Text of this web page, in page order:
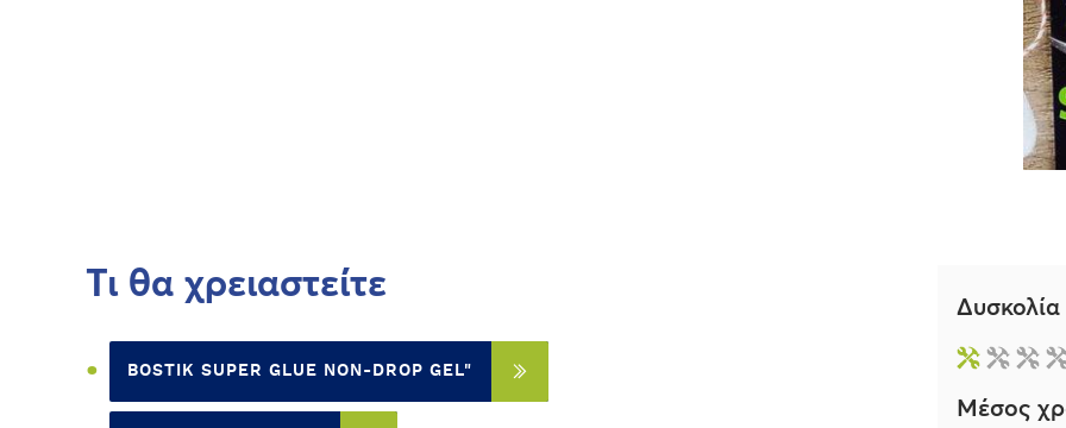
Τι θα χρειαστείτε
BOSTIK SUPER GLUE NON-DROP GEL"
Δυσκολία
Μέσος